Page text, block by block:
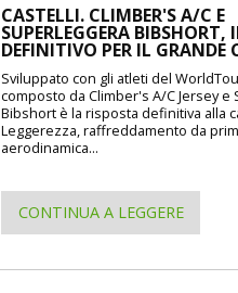
CASTELLI. CLIMBER'S A/C E
SUPERLEGGERA BIBSHORT,
DEFINITIVO PER IL GRANDE
Sviluppato con gli atleti del
composto da Climber's A/C Jersey e
Bibshort è la risposta definitiva alla
Leggerezza, raffreddamento da
aerodinamica...
CONTINUA A LEGGERE